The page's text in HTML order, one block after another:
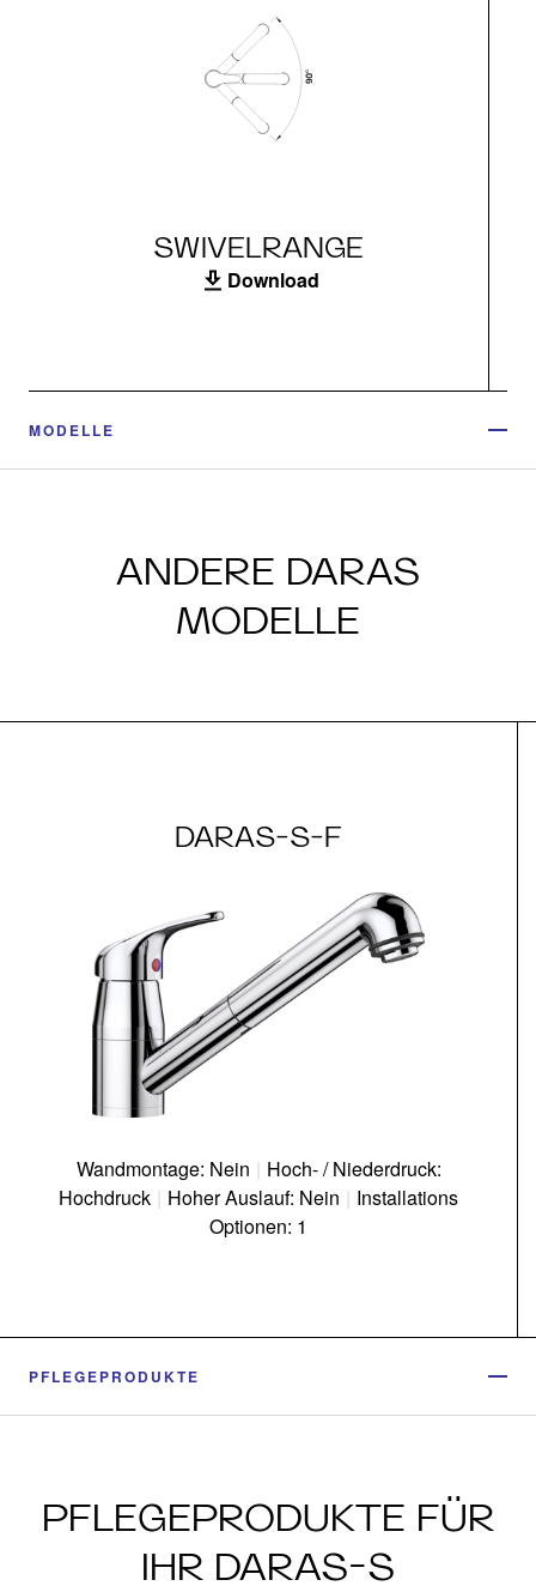
SWIVELRANGE
Download
MODELLE
ANDERE DARAS
MODELLE
DARAS-S-F
Wandmontage: Nein | Hoch- / Niederdruck:
Hochdruck | Hoher Auslauf: Nein | Installations
Optionen: 1
PFLEGEPRODUKTE
PFLEGEPRODUKTE FÜR
IHR DARAS-S